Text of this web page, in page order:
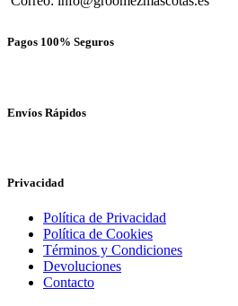
Pagos 100% Seguros
Envíos Rápidos
Privacidad
Política de Privacidad
Política de Cookies
Términos y Condiciones
Devoluciones
Contacto